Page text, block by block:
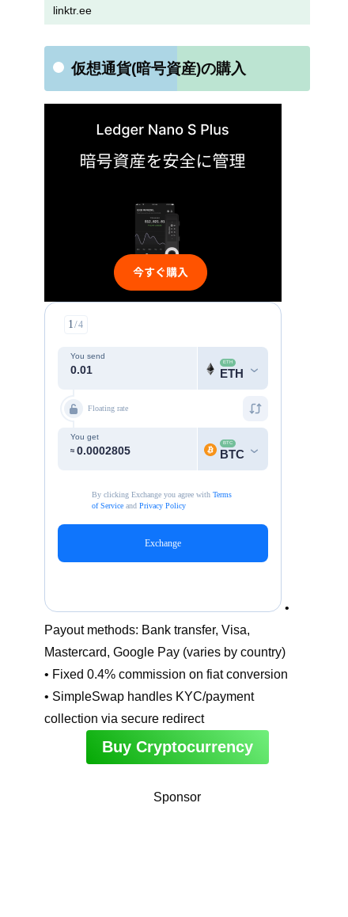
linktr.ee
仮想通貨(暗号資産)の購入
•
Payout methods: Bank transfer, Visa,
Mastercard, Google Pay (varies by country)
• Fixed 0.4% commission on fiat conversion
• SimpleSwap handles KYC/payment
collection via secure redirect
Buy Cryptocurrency
Sponsor